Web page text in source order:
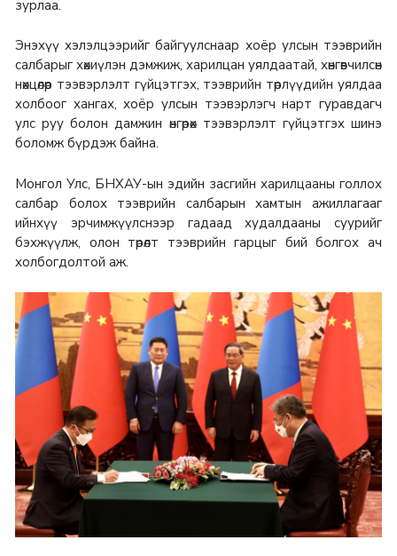
зурлаа.
Энэхүү хэлэлцээрийг байгуулснаар хоёр улсын тээврийн
салбарыг хөхиүлэн дэмжиж, харилцан уялдаатай, хөнгөвчилсөн
нөхцөлөөр тээвэрлэлт гүйцэтгэх, тээврийн төрлүүдийн уялдаа
холбоог хангах, хоёр улсын тээвэрлэгч нарт гуравдагч
улс руу болон дамжин өнгөрөх тээвэрлэлт гүйцэтгэх шинэ
боломж бүрдэж байна.
Монгол Улс, БНХАУ-ын эдийн засгийн харилцааны голлох
салбар болох тээврийн салбарын хамтын ажиллагааг
ийнхүү эрчимжүүлснээр гадаад худалдааны суурийг
бэхжүүлж, олон төрөлт тээврийн гарцыг бий болгох ач
холбогдолтой аж.